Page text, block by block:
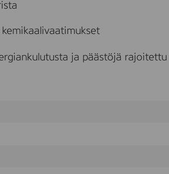
kemikaalivaatimukset
ja päästöjä rajoitettu